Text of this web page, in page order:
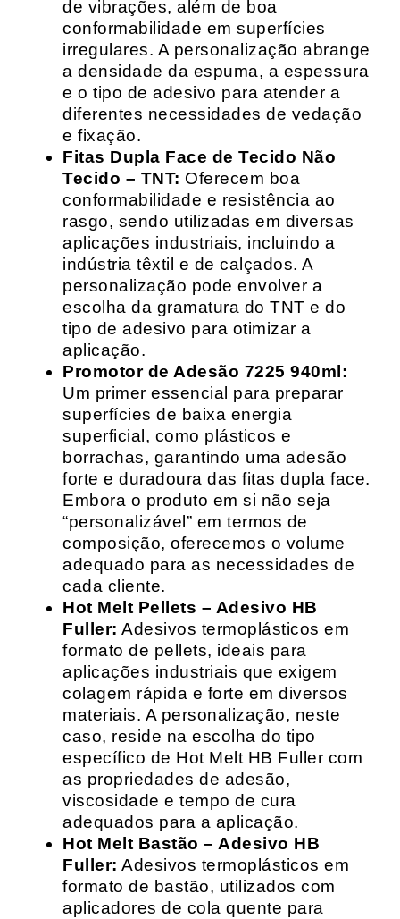
de vibrações, além de boa
conformabilidade em superfícies
irregulares. A personalização abrange
a densidade da espuma, a espessura
e o tipo de adesivo para atender a
diferentes necessidades de vedação
e fixação.
Fitas Dupla Face de Tecido Não
Tecido – TNT: Oferecem boa
conformabilidade e resistência ao
rasgo, sendo utilizadas em diversas
aplicações industriais, incluindo a
indústria têxtil e de calçados. A
personalização pode envolver a
escolha da gramatura do TNT e do
tipo de adesivo para otimizar a
aplicação.
Promotor de Adesão 7225 940ml:
Um primer essencial para preparar
superfícies de baixa energia
superficial, como plásticos e
borrachas, garantindo uma adesão
forte e duradoura das fitas dupla face.
Embora o produto em si não seja
“personalizável” em termos de
composição, oferecemos o volume
adequado para as necessidades de
cada cliente.
Hot Melt Pellets – Adesivo HB
Fuller: Adesivos termoplásticos em
formato de pellets, ideais para
aplicações industriais que exigem
colagem rápida e forte em diversos
materiais. A personalização, neste
caso, reside na escolha do tipo
específico de Hot Melt HB Fuller com
as propriedades de adesão,
viscosidade e tempo de cura
adequados para a aplicação.
Hot Melt Bastão – Adesivo HB
Fuller: Adesivos termoplásticos em
formato de bastão, utilizados com
aplicadores de cola quente para